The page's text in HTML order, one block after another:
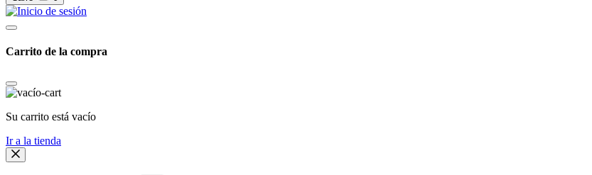
Carrito de la compra
Su carrito está vacío
Ir a la tienda